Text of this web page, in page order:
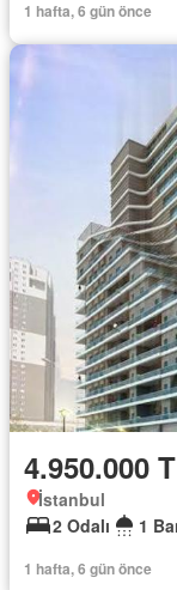
1 hafta, 6 gün önce
4.950.000
İstanbul
2 Odalı
1
1 hafta, 6 gün önce